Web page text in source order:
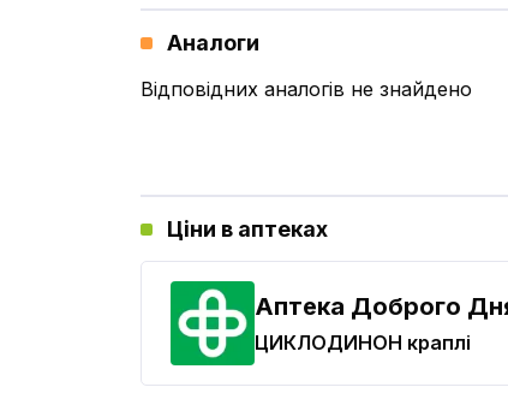
Аналоги
Відповідних аналогів не знайдено
Ціни в аптеках
Аптека Доброго
ЦИКЛОДИНОН краплі